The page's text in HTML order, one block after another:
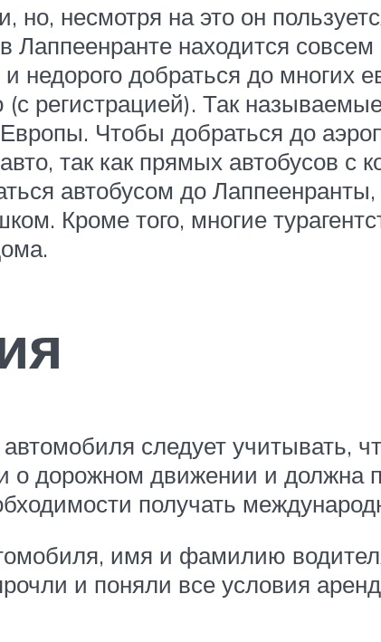
несмотря на это он
находится совсем
недорого добраться до многих
регистрацией). Так
Чтобы добраться до
так как прямых автобусов с
автобусом до
Кроме того, многие
следует учитывать,
о дорожном движении и должна
получать
имя и фамилию
и поняли все условия